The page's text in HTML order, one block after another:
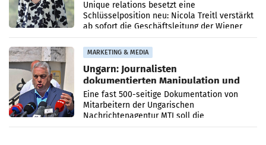
Geschäftsleitung
Unique relations besetzt eine
Schlüsselposition neu: Nicola Treitl verstärkt
ab sofort die Geschäftsleitung der Wiener
PR-Agentur an der Seite von Josef Kalina und
Anna Kalina-Mahr.
MARKETING & MEDIA
Ungarn: Journalisten
dokumentierten Manipulation und
Zensur
Eine fast 500-seitige Dokumentation von
Mitarbeitern der Ungarischen
Nachrichtenagentur MTI soll die
systematische Nachrichten-Manipulation und